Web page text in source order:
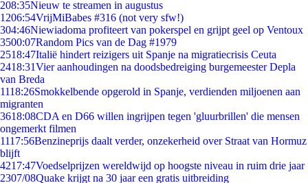
208:35Nieuw te streamen in augustus
1206:54VrijMiBabes #316 (not very sfw!)
304:46Niewiadoma profiteert van pokerspel en grijpt geel op Ventoux
3500:07Random Pics van de Dag #1979
2518:47Italië hindert reizigers uit Spanje na migratiecrisis Ceuta
2418:31Vier aanhoudingen na doodsbedreiging burgemeester Depla
van Breda
1118:26Smokkelbende opgerold in Spanje, verdienden miljoenen aan
migranten
3618:08CDA en D66 willen ingrijpen tegen 'gluurbrillen' die mensen
ongemerkt filmen
1117:56Benzineprijs daalt verder, onzekerheid over Straat van Hormuz
blijft
4217:47Voedselprijzen wereldwijd op hoogste niveau in ruim drie jaar
2307/08Quake krijgt na 30 jaar een gratis uitbreiding